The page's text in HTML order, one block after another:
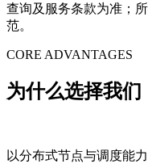
查询及服务条款为准；
范。
CORE ADVANTAGES
为什么选择我们
以分布式节点与调度能